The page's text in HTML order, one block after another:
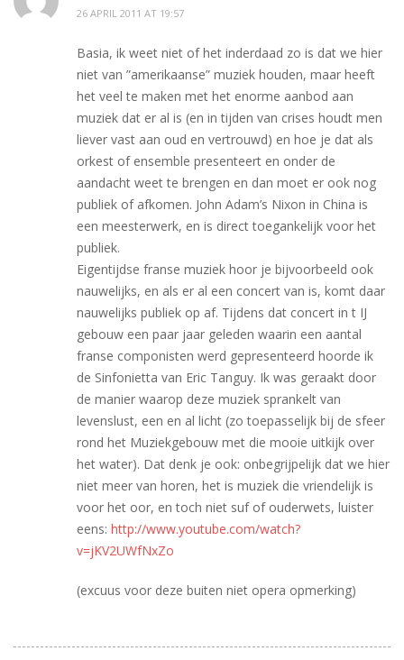
26 APRIL 2011 AT 19:57
Basia, ik weet niet of het inderdaad zo is dat we hier
niet van ”amerikaanse” muziek houden, maar heeft
het veel te maken met het enorme aanbod aan
muziek dat er al is (en in tijden van crises houdt men
liever vast aan oud en vertrouwd) en hoe je dat als
orkest of ensemble presenteert en onder de
aandacht weet te brengen en dan moet er ook nog
publiek of afkomen. John Adam’s Nixon in China is
een meesterwerk, en is direct toegankelijk voor het
publiek.
Eigentijdse franse muziek hoor je bijvoorbeeld ook
nauwelijks, en als er al een concert van is, komt daar
nauwelijks publiek op af. Tijdens dat concert in t IJ
gebouw een paar jaar geleden waarin een aantal
franse componisten werd gepresenteerd hoorde ik
de Sinfonietta van Eric Tanguy. Ik was geraakt door
de manier waarop deze muziek sprankelt van
levenslust, een en al licht (zo toepasselijk bij de sfeer
rond het Muziekgebouw met die mooie uitkijk over
het water). Dat denk je ook: onbegrijpelijk dat we hier
niet meer van horen, het is muziek die vriendelijk is
voor het oor, en toch niet suf of ouderwets, luister
eens: http://www.youtube.com/watch?
v=jKV2UWfNxZo
(excuus voor deze buiten niet opera opmerking)